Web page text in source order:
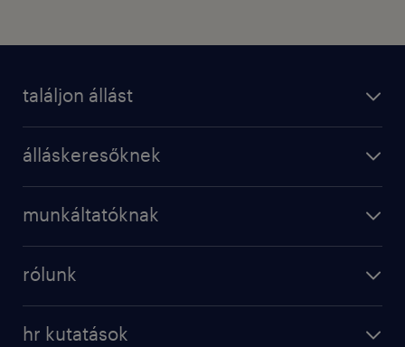
találjon állást
álláskeresőknek
munkáltatóknak
rólunk
hr kutatások